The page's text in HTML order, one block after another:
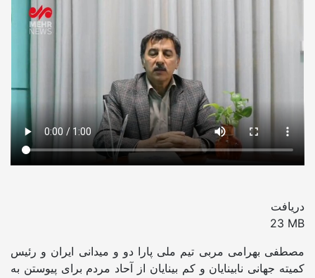
دریافت
23 MB
مصطفی بهرامی مربی تیم ملی پارا دو و میدانی ایران و رئیس
کمیته جهانی نابینایان و کم بینایان از آحاد مردم برای پیوستن به